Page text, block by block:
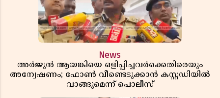
News
അർജുൻ ആയങ്കിയെ ഒളിപ്പിച്ചവർക്കെതിരെയും
അന്വേഷണം; ഫോൺ വീണ്ടെടുക്കാൻ കസ്റ്റഡിയിൽ
വാങ്ങുമെന്ന് പൊലീസ്